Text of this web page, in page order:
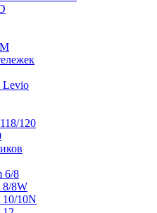
Levio
120
6/8
8/8W
10/10N